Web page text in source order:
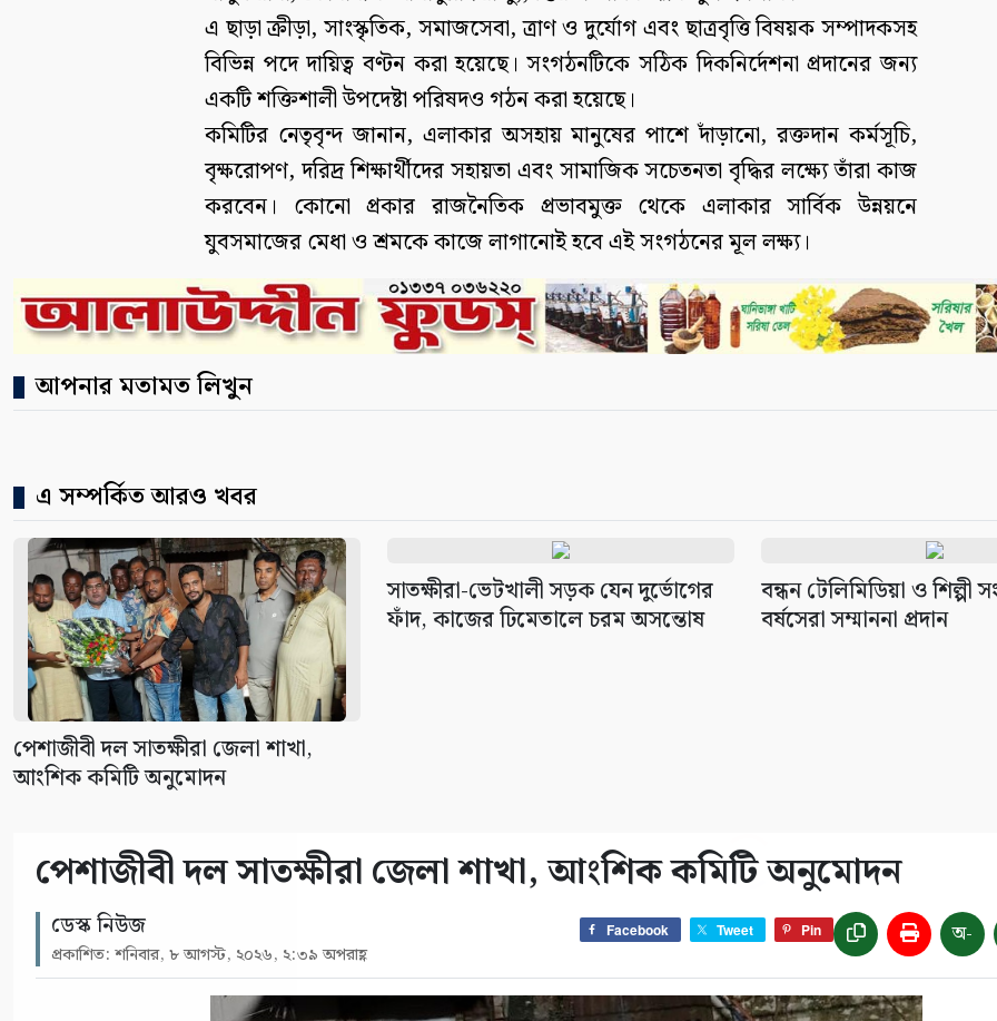
এ ছাড়া ক্রীড়া, সাংস্কৃতিক, সমাজসেবা, ত্রাণ ও দুর্যোগ এবং ছাত্রবৃত্তি বিষয়ক সম্পাদকসহ
বিভিন্ন পদে দায়িত্ব বণ্টন করা হয়েছে। সংগঠনটিকে সঠিক দিকনির্দেশনা প্রদানের জন্য
একটি শক্তিশালী উপদেষ্টা পরিষদও গঠন করা হয়েছে।
কমিটির নেতৃবৃন্দ জানান, এলাকার অসহায় মানুষের পাশে দাঁড়ানো, রক্তদান কর্মসূচি,
বৃক্ষরোপণ, দরিদ্র শিক্ষার্থীদের সহায়তা এবং সামাজিক সচেতনতা বৃদ্ধির লক্ষ্যে তাঁরা কাজ
করবেন। কোনো প্রকার রাজনৈতিক প্রভাবমুক্ত থেকে এলাকার সার্বিক উন্নয়নে
যুবসমাজের মেধা ও শ্রমকে কাজে লাগানোই হবে এই সংগঠনের মূল লক্ষ্য।
আপনার মতামত লিখুন
এ সম্পর্কিত আরও খবর
পেশাজীবী দল সাতক্ষীরা জেলা শাখা,
আংশিক কমিটি অনুমোদন
সাতক্ষীরা-ভেটখালী সড়ক যেন দুর্ভোগের
ফাঁদ, কাজের ঢিমেতালে চরম অসন্তোষ
বন্ধন টেলিমিডিয়া ও শিল্পী
বর্ষসেরা সম্মাননা প্রদান
পেশাজীবী দল সাতক্ষীরা জেলা শাখা, আংশিক কমিটি অনুমোদন
ডেস্ক নিউজ
প্রকাশিত: শনিবার, ৮ আগস্ট, ২০২৬, ২:৩৯ অপরাহ্ণ
Facebook Tweet Pin অ-